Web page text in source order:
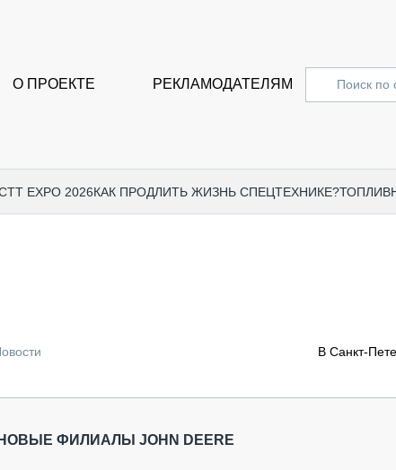
О ПРОЕКТЕ РЕКЛАМОДАТЕЛЯМ
EXPO 2026КАК ПРОДЛИТЬ ЖИЗНЬ СПЕЦТЕХНИКЕ?
В Санкт-
ФИЛИАЛЫ JOHN DEERE